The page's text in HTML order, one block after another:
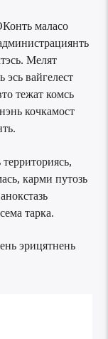
маласо
Мелят
эсь вайгелест
тежат комсь
кочкамост
карми путозь
тарка.
эрицятнень